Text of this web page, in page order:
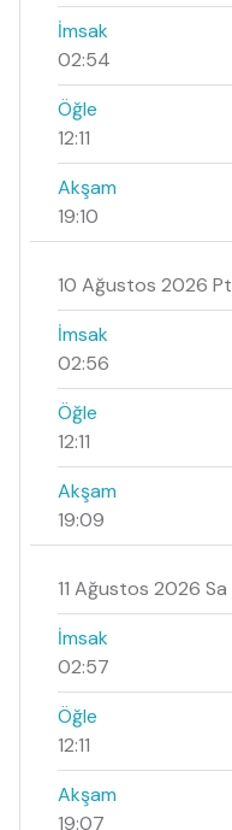
İmsak
02:54
Öğle
12:11
Akşam
19:10
10 Ağustos 2026 Pt
İmsak
02:56
Öğle
12:11
Akşam
19:09
11 Ağustos 2026 Sa
İmsak
02:57
Öğle
12:11
Akşam
19:07